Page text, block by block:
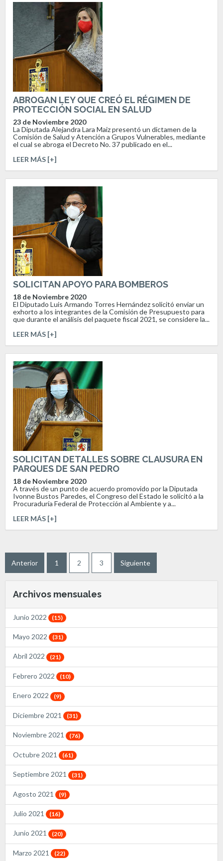
ABROGAN LEY QUE CREÓ EL RÉGIMEN DE
PROTECCIÓN SOCIAL EN SALUD
23 de Noviembre 2020
La Diputada Alejandra Lara Maiz presentó un dictamen de la
Comisión de Salud y Atención a Grupos Vulnerables, mediante
el cual se abroga el Decreto No. 37 publicado en el...
LEER MÁS [+]
SOLICITAN APOYO PARA BOMBEROS
18 de Noviembre 2020
El Diputado Luis Armando Torres Hernández solicitó enviar un
exhorto a los integrantes de la Comisión de Presupuesto para
que durante el análisis del paquete fiscal 2021, se considere la...
LEER MÁS [+]
SOLICITAN DETALLES SOBRE CLAUSURA EN
PARQUES DE SAN PEDRO
18 de Noviembre 2020
A través de un punto de acuerdo promovido por la Diputada
Ivonne Bustos Paredes, el Congreso del Estado le solicitó a la
Procuraduría Federal de Protección al Ambiente y a...
LEER MÁS [+]
Anterior 1 2 3 Siguiente
Archivos mensuales
Junio 2022 (15)
Mayo 2022 (31)
Abril 2022 (21)
Febrero 2022 (10)
Enero 2022 (9)
Diciembre 2021 (31)
Noviembre 2021 (76)
Octubre 2021 (61)
Septiembre 2021 (31)
Agosto 2021 (9)
Julio 2021 (16)
Junio 2021 (20)
Marzo 2021 (22)